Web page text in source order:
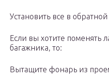
Установить все в
Если вы хотите поменять
багажника, то:
Вытащите фонарь из